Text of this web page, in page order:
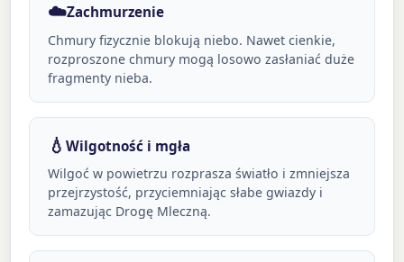
☁️Zachmurzenie
Chmury fizycznie blokują niebo. Nawet cienkie,
rozproszone chmury mogą losowo zasłaniać duże
fragmenty nieba.
💧Wilgotność i mgła
Wilgoć w powietrzu rozprasza światło i zmniejsza
przejrzystość, przyciemniając słabe gwiazdy i
zamazując Drogę Mleczną.